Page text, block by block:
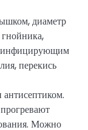
диаметр
перекись
Можно